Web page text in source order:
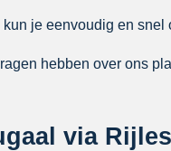
je eenvoudig en
hebben over ons
via